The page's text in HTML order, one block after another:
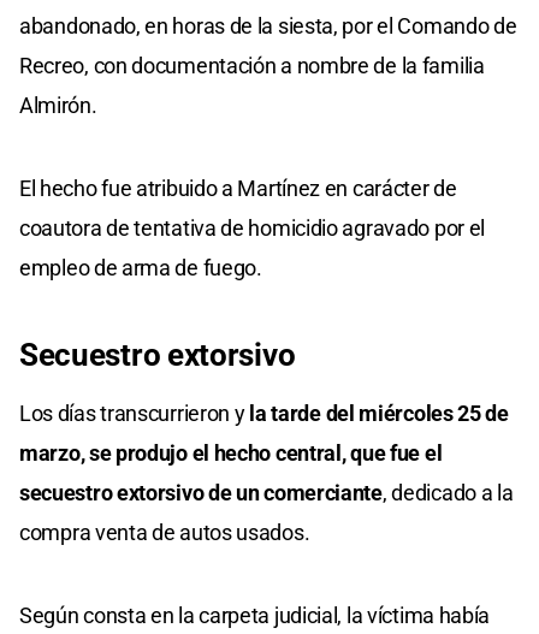
abandonado, en horas de la siesta, por el Comando de
Recreo, con documentación a nombre de la familia
Almirón.
El hecho fue atribuido a Martínez en carácter de
coautora de tentativa de homicidio agravado por el
empleo de arma de fuego.
Secuestro extorsivo
Los días transcurrieron yla tarde del miércoles 25 de
marzo, se produjo el hecho central, que fue el
secuestro extorsivo de un comerciante, dedicado a la
compra venta de autos usados.
Según consta en la carpeta judicial, la víctima había